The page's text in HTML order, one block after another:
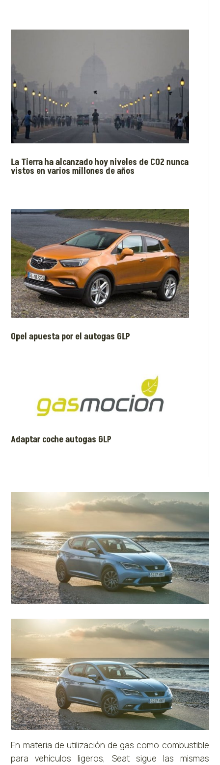
La Tierra ha alcanzado hoy niveles de CO2 nunca
vistos en varios millones de años
Opel apuesta por el autogas GLP
Adaptar coche autogas GLP
En materia de utilización de gas como combustible
para vehículos ligeros, Seat sigue las mismas